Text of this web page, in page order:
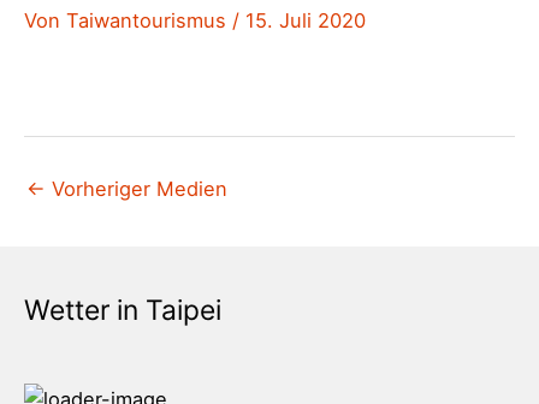
Von Taiwantourismus / 15. Juli 2020
← Vorheriger Medien
Wetter in Taipei